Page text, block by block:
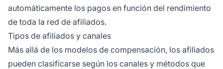
automáticamente los pagos en función del rendimiento
de toda la red de afiliados.
Tipos de afiliados y canales
Más allá de los modelos de compensación, los afiliados
pueden clasificarse según los canales y métodos que